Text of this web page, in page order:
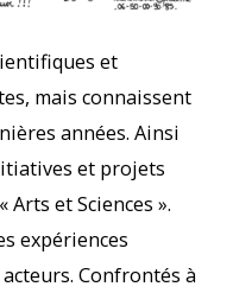
et
mais connaissent
années. Ainsi
et projets
et Sciences ».
expériences
Confrontés à